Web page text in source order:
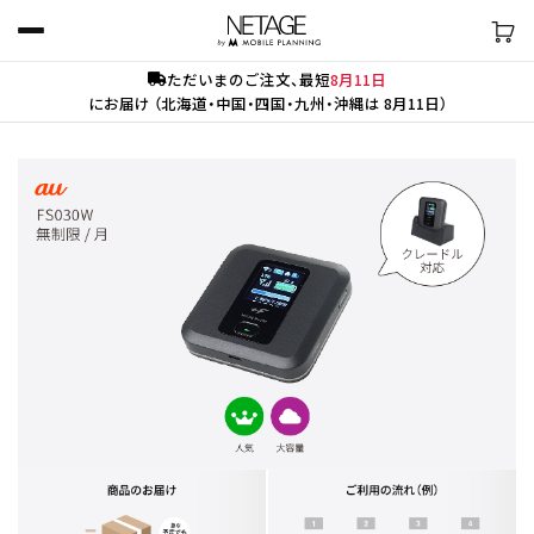
ただいまのご注文、最短8月11日
にお届け （北海道・中国・四国・九州・沖縄は 8月11日）